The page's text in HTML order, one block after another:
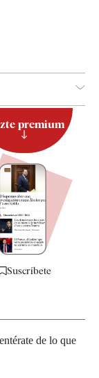
premium
Suscríbete
de lo que